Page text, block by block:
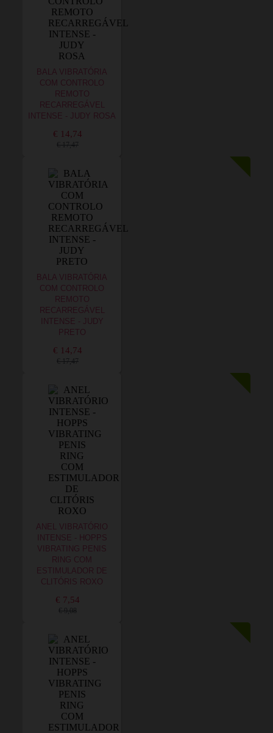
BALA VIBRATÓRIA
COM CONTROLO
REMOTO
RECARREGÁVEL
INTENSE - JUDY ROSA
€ 14,74
€ 17,47
BALA VIBRATÓRIA
COM CONTROLO
REMOTO
RECARREGÁVEL
INTENSE - JUDY
PRETO
€ 14,74
€ 17,47
ANEL VIBRATÓRIO
INTENSE - HOPPS
VIBRATING PENIS
RING COM
ESTIMULADOR DE
CLITÓRIS ROXO
€ 7,54
€ 9,08